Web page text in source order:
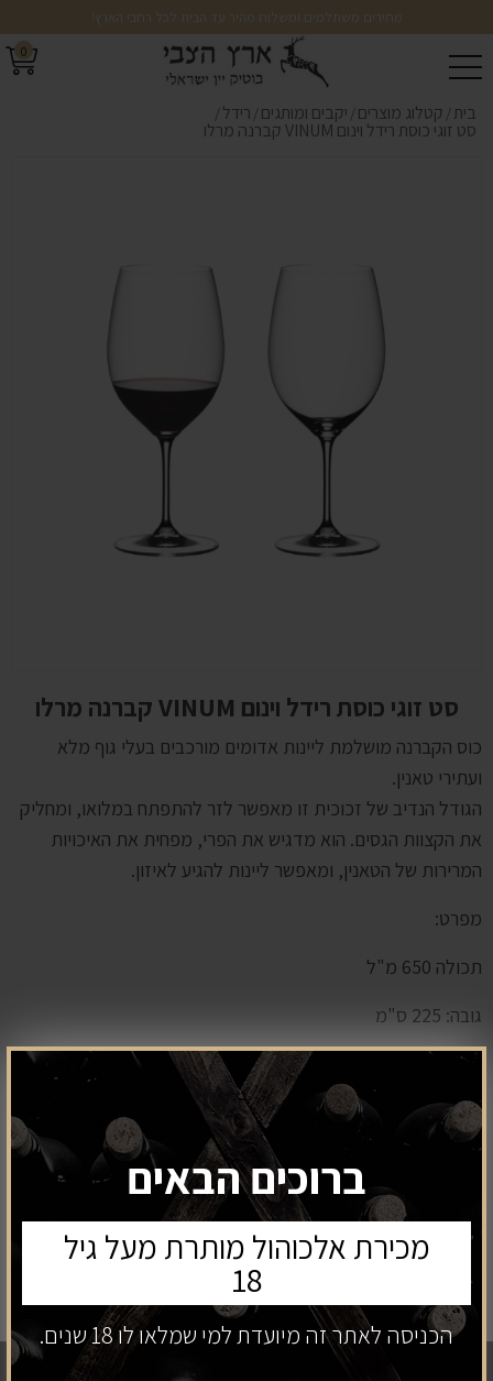
ברוכים הבאים
מכירת אלכוהול מותרת מעל גיל
18
הכניסה לאתר זה מיועדת למי שמלאו לו 18 שנים.
מחירים משתלמים ומשלוח מהיר עד הבית לכל רחבי הארץ!
0
בית/ קטלוג מוצרים/ יקבים ומותגים/ רידל/
סט זוגי כוסת רידל וינום VINUM קברנה מרלו
סט זוגי כוסת רידל וינום VINUM קברנה מרלו
כוס הקברנה מושלמת ליינות אדומים מורכבים בעלי גוף מלא
ועתירי טאנין.
הגודל הנדיב של זכוכית זו מאפשר לזר להתפתח במלואו, ומחליק
את הקצוות הגסים. הוא מדגיש את הפרי, מפחית את האיכויות
המרירות של הטאנין, ומאפשר ליינות להגיע לאיזון.
מפרט:
תכולה 650 מ"ל
גובה: 225 ס"מ
מחיר: 319
₪
קנה עכשיו הוספה לסל
ניווט כללי